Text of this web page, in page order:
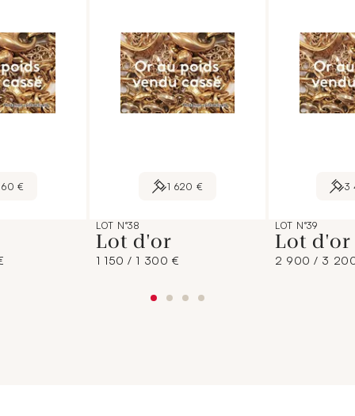
€ 1 620 €
LOT N°38
Lot d'or
1 150 / 1 300 €
3
LOT N°39
Lot d'or
2 900 / 3